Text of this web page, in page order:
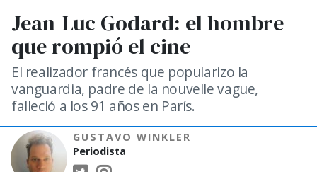
Jean-Luc Godard: el hombre
que rompió el cine
El realizador francés que popularizo la
vanguardia, padre de la nouvelle vague,
falleció a los 91 años en París.
GUSTAVO WINKLER
Periodista